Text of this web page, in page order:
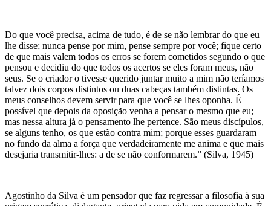
Do que você precisa, acima de tudo, é de se não lembrar do que eu
lhe disse; nunca pense por mim, pense sempre por você; fique certo
de que mais valem todos os erros se forem cometidos segundo o que
pensou e decidiu do que todos os acertos se eles foram meus, não
seus. Se o criador o tivesse querido juntar muito a mim não teríamos
talvez dois corpos distintos ou duas cabeças também distintas. Os
meus conselhos devem servir para que você se lhes oponha. É
possível que depois da oposição venha a pensar o mesmo que eu;
mas nessa altura já o pensamento lhe pertence. São meus discípulos,
se alguns tenho, os que estão contra mim; porque esses guardaram
no fundo da alma a força que verdadeiramente me anima e que mais
desejaria transmitir-lhes: a de se não conformarem.” (Silva, 1945)
Agostinho da Silva é um pensador que faz regressar a filosofia à sua